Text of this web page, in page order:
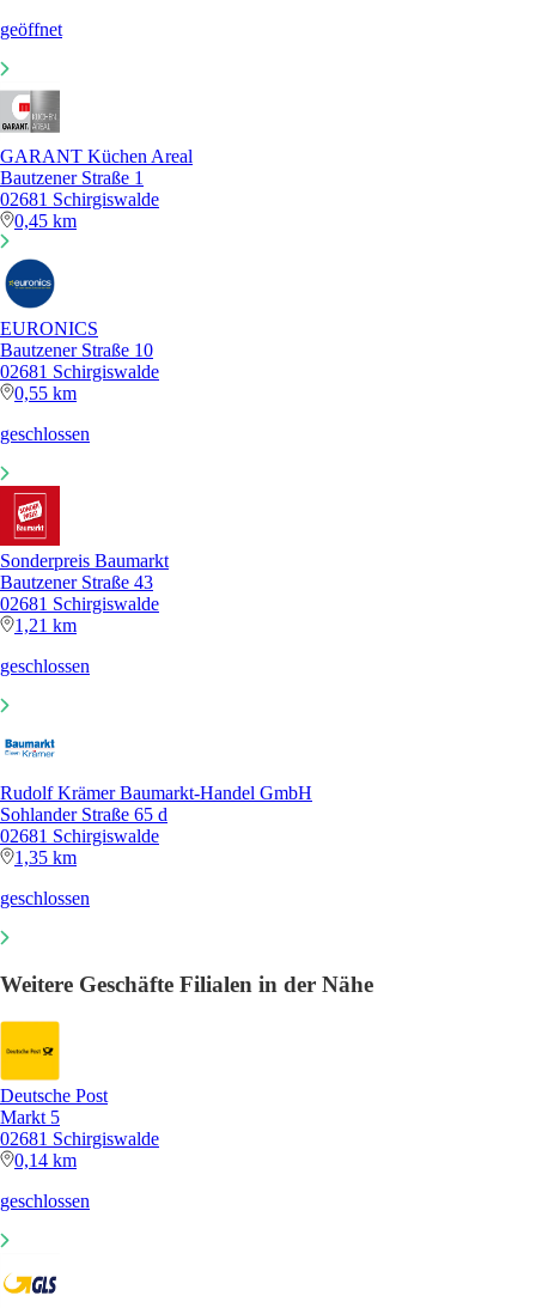
geöffnet
GARANT Küchen Areal
Bautzener Straße 1
02681 Schirgiswalde
0,45 km
EURONICS
Bautzener Straße 10
02681 Schirgiswalde
0,55 km
geschlossen
Sonderpreis Baumarkt
Bautzener Straße 43
02681 Schirgiswalde
1,21 km
geschlossen
Rudolf Krämer Baumarkt-Handel GmbH
Sohlander Straße 65 d
02681 Schirgiswalde
1,35 km
geschlossen
Weitere Geschäfte Filialen in der Nähe
Deutsche Post
Markt 5
02681 Schirgiswalde
0,14 km
geschlossen